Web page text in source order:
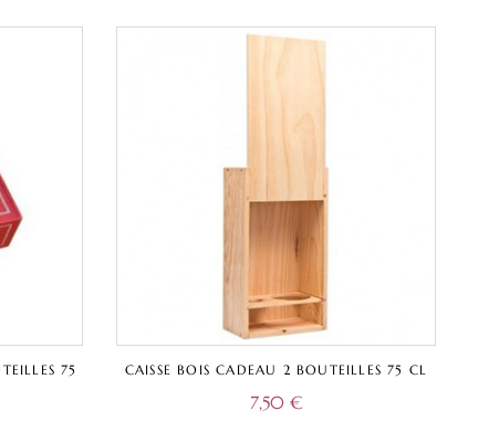
75
CAISSE BOIS CADEAU 2 BOUTEILLES 75 CL
7,50 €